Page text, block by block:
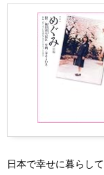
日本で幸せに暮らし